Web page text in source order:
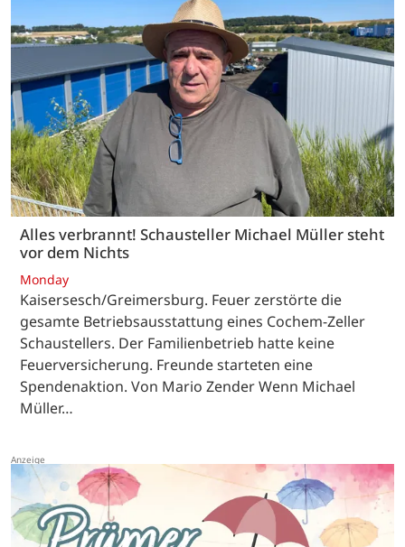
Alles verbrannt! Schausteller Michael Müller steht
vor dem Nichts
Monday
Kaisersesch/Greimersburg. Feuer zerstörte die
gesamte Betriebsausstattung eines Cochem-Zeller
Schaustellers. Der Familienbetrieb hatte keine
Feuerversicherung. Freunde starteten eine
Spendenaktion. Von Mario Zender Wenn Michael
Müller…